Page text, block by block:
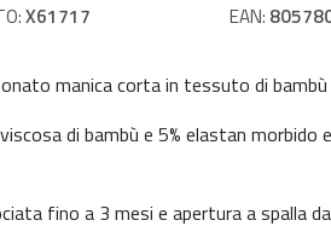
X61717 EAN:
manica corta in tessuto di bambù
di bambù e 5% elastan morbido e
fino a 3 mesi e apertura a spalla